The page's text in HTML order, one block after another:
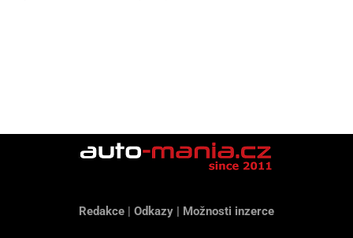
Redakce | Odkazy | Možnosti inzerce